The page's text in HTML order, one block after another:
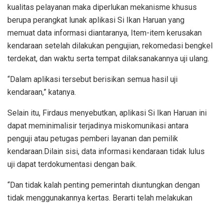
kualitas pelayanan maka diperlukan mekanisme khusus
berupa perangkat lunak aplikasi Si Ikan Haruan yang
memuat data informasi diantaranya, Item-item kerusakan
kendaraan setelah dilakukan pengujian, rekomedasi bengkel
terdekat, dan waktu serta tempat dilaksanakannya uji ulang.
“Dalam aplikasi tersebut berisikan semua hasil uji
kendaraan,” katanya.
Selain itu, Firdaus menyebutkan, aplikasi Si Ikan Haruan ini
dapat meminimalisir terjadinya miskomunikasi antara
penguji atau petugas pemberi layanan dan pemilik
kendaraan.Dilain sisi, data informasi kendaraan tidak lulus
uji dapat terdokumentasi dengan baik.
“Dan tidak kalah penting pemerintah diuntungkan dengan
tidak menggunakannya kertas. Berarti telah melakukan